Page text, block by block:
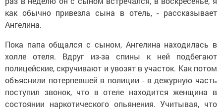
как обычно привезла сына в отель, - рассказывает
Ангелина.
Пока папа общался с сыном, Ангелина находилась в
холле отеля. Вдруг из-за спины к ней подбегают
полицейские, скручивают и увозят в участок. Как потом
объяснили потерпевшей в полиции - в дежурную часть
поступил звонок, что в отеле находится женщина в
состоянии наркотического опьянения. Учитывая, что